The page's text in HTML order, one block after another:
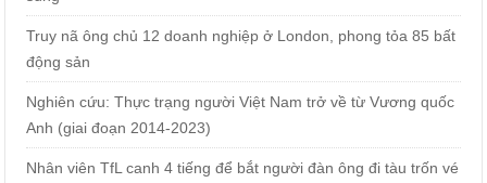
Truy nã ông chủ 12 doanh nghiệp ở London, phong tỏa 85 bất
động sản
Nghiên cứu: Thực trạng người Việt Nam trở về từ Vương quốc
Anh (giai đoạn 2014-2023)
Nhân viên TfL canh 4 tiếng để bắt người đàn ông đi tàu trốn vé